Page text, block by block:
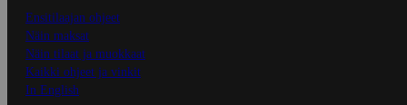
Ensitilaajan ohjeet
Näin maksat
Näin tilaat ja muokkaat
Kaikki ohjeet ja vinkit
In English